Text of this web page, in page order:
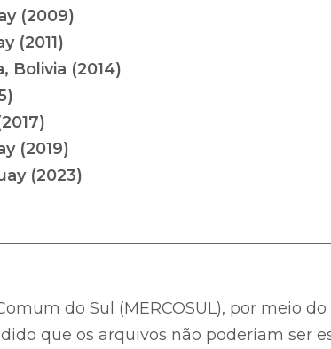
(2009)
(2011)
Bolivia (2014)
(2019)
(2023)
do Sul (MERCOSUL), por meio
que os arquivos não poderiam ser